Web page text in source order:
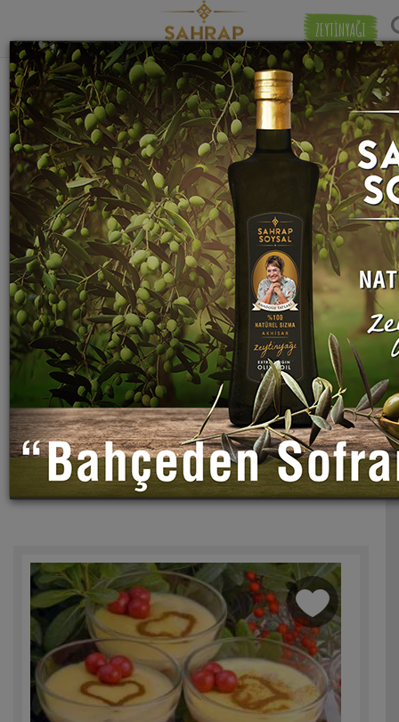
ZEYTİNYAĞI
"Amasya Elması" etiketiyle eşleşen (1) tarif
bulundu.
Eşleşmeye